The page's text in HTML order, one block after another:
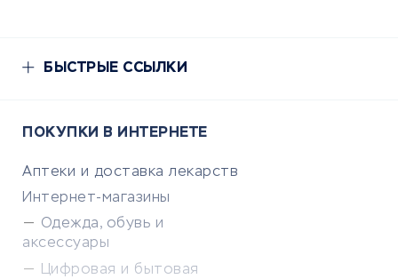
БЫСТРЫЕ ССЫЛКИ
ПОКУПКИ В ИНТЕРНЕТЕ
Аптеки и доставка лекарств
Интернет-магазины
Одежда, обувь и
аксессуары
Цифровая и бытовая